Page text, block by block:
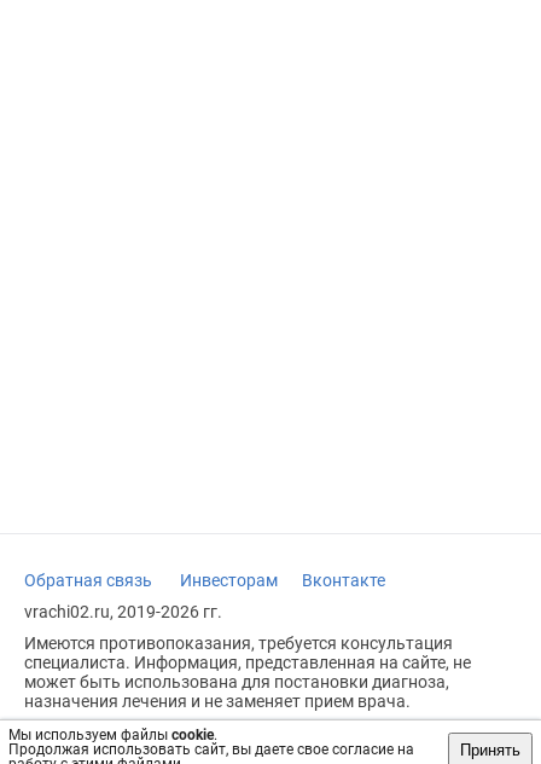
Мы используем файлы cookie.
Продолжая использовать сайт, вы даете свое согласие на
Принять
Обратная связь Инвесторам
Вконтакте
vrachi02.ru, 2019-2026 гг.
Имеются противопоказания, требуется консультация
специалиста. Информация, представленная на сайте, не
может быть использована для постановки диагноза,
назначения лечения и не заменяет прием врача.
Возрастное ограничение: 18+